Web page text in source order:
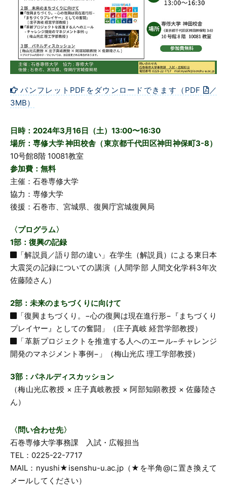
パンフレットPDFをダウンロードできます（PDF
／
3MB）
日時：2024年3月16日（土）13:00〜16:30
場所：専修大学 神田校舎（東京都千代田区神田神保町3-8）
10号館8階 10081教室
参加費：無料
主催：石巻専修大学
協力：専修大学
後援：石巻市、宮城県、復興庁宮城復興局
〈プログラム〉
1部：復興の記録
「解説員／語り部の違い」在学生（解説員）による東日本
大震災の記録についての講演（人間学部 人間文化学科3年次
佐藤陸さん）
2部：未来のまちづくりに向けて
「復興まちづくり。−心の復興は現在進行形−『まちづくり
プレイヤー』としての奮闘」（庄子真岐 経営学部教授）
「革新プロジェクトを推進する人へのエール−チャレンジ
開発のマネジメント事例−」（梅山光広 理工学部教授）
3部：パネルディスカッション
（梅山光広教授 × 庄子真岐教授 × 阿部知顕教授 × 佐藤陸さ
ん）
〈問い合わせ先〉
石巻専修大学事務課 入試・広報担当
TEL：0225-22-7717
MAIL：nyushi★isenshu-u.ac.jp（★を半角@に置き換えて
メールしてください）